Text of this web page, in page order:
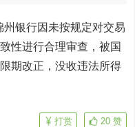
银行因未按规定对交易
性进行合理审查，被国
期改正，没收违法所得
20 赞
打赏